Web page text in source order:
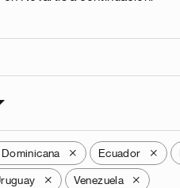
X Ecuador X
X Venezuela X